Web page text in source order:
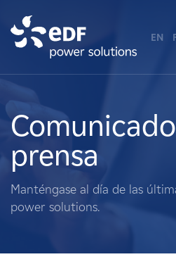
Sobre nosotros
Qué hacemos
Terratenientes
EN
prensa
Manténgase al día de las
power solutions.